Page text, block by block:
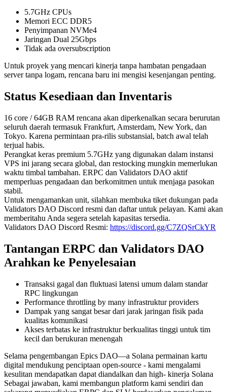
5.7GHz CPUs
Memori ECC DDR5
Penyimpanan NVMe4
Jaringan Dual 25Gbps
Tidak ada oversubscription
Untuk proyek yang mencari kinerja tanpa hambatan pengadaan
server tanpa logam, rencana baru ini mengisi kesenjangan penting.
Status Kesediaan dan Inventaris
16 core / 64GB RAM rencana akan diperkenalkan secara berurutan
seluruh daerah termasuk Frankfurt, Amsterdam, New York, dan
Tokyo. Karena permintaan pra-rilis substansial, batch awal telah
terjual habis.
Perangkat keras premium 5.7GHz yang digunakan dalam instansi
VPS ini jarang secara global, dan restocking mungkin memerlukan
waktu timbal tambahan. ERPC dan Validators DAO aktif
memperluas pengadaan dan berkomitmen untuk menjaga pasokan
stabil.
Untuk mengamankan unit, silahkan membuka tiket dukungan pada
Validators DAO Discord resmi dan daftar untuk pelayan. Kami akan
memberitahu Anda segera setelah kapasitas tersedia.
Validators DAO Discord Resmi: https://discord.gg/C7ZQSrCkYR
Tantangan ERPC dan Validators DAO
Arahkan ke Penyelesaian
Transaksi gagal dan fluktuasi latensi umum dalam standar
RPC lingkungan
Performance throttling by many infrastruktur providers
Dampak yang sangat besar dari jarak jaringan fisik pada
kualitas komunikasi
Akses terbatas ke infrastruktur berkualitas tinggi untuk tim
kecil dan berukuran menengah
Selama pengembangan Epics DAO—a Solana permainan kartu
digital mendukung penciptaan open-source - kami mengalami
kesulitan mendapatkan dapat diandalkan dan high- kinerja Solana
Sebagai jawaban, kami membangun platform kami sendiri dan